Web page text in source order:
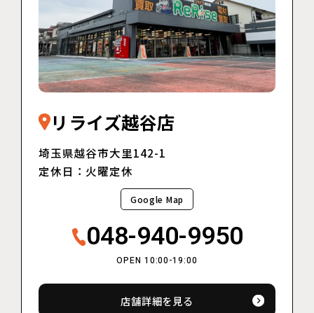
リライズ越谷店
埼玉県越谷市大里142-1
定休日：火曜定休
Google Map
048-940-9950
OPEN 10:00-19:00
店舗詳細を見る